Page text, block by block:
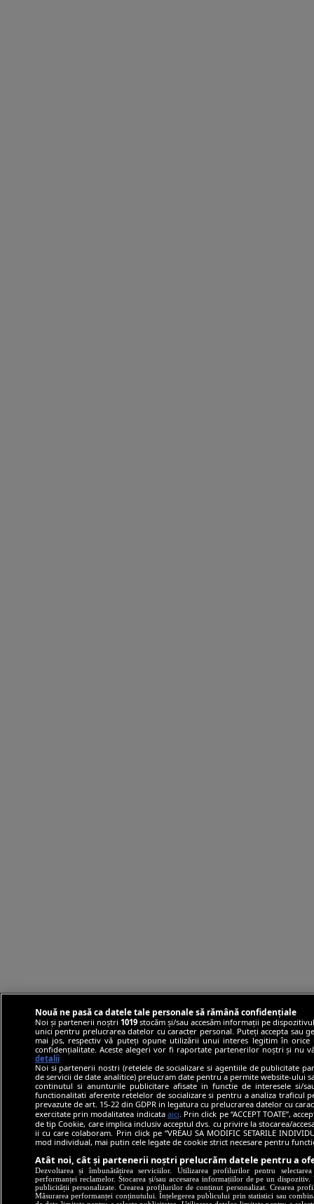
Nouă ne pasă ca datele tale personale să rămână confidențiale
Noi și partenerii noștri 1019stocăm și/sau accesăm informații pe
unici pentru prelucrarea datelor cu caracter personal. Puteți accepta sau
mai jos, respectiv vă puteți opune utilizării unui interes legitim în
confidențialitate. Aceste alegeri vor fi raportate partenerilor noștri și nu
detalii
Noi si partenerii nostri (retelele de socializare si agentiile de publicitate
de servicii de date analitice) prelucram date pentru a permite website-ului
continutul si anunturile publicitare afisate in functie de interesele si/
functionalitati aferente retelelor de socializare si pentru a analiza traficul
prevazute de art. 15-22 din GDPR in legatura cu prelucrarea datelor cu
exercitate prin modalitatea indicata aici . Prin click pe “ACCEPT TOATE”,
de tip Cookie, care implica inclusiv acceptul dvs. cu privire la stocarea/
ii cu care colaboram. Prin click pe “VREAU SA MODIFIC SETARILE
mod individual, mai putin cele legate de cookie strict necesare pentru
Atât noi, cât și partenerii noștri prelucrăm datele pentru a
Dezvoltarea și îmbunătățirea serviciilor. Utilizarea profilurilor pentru
performanței reclamelor. Stocarea și/sau accesarea informațiilor de pe un
publicității personalizate. Crearea profilurilor de conținut personalizat. Crearea
Măsurarea performanței conținutului. Înțelegerea publicului prin statistici sau